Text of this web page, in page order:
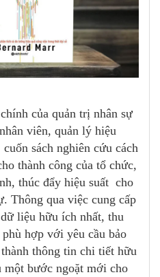
của quản trị nhân sự
viên, quản lý hiệu
sách nghiên cứu cách
thành công của tổ chức,
thúc đẩy hiệu suất cho
Thông qua việc cung cấp
liệu hữu ích nhất, thu
hợp với yêu cầu bảo
thông tin chi tiết hữu
một bước ngoặt mới cho